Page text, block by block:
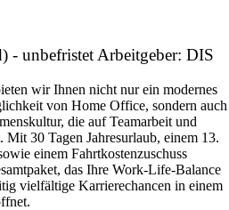
- unbefristet Arbeitgeber: DIS
wir Ihnen nicht nur ein modernes
von Home Office, sondern auch
die auf Teamarbeit und
30 Tagen Jahresurlaub, einem 13.
einem Fahrtkostenzuschuss
das Ihre Work-Life-Balance
vielfältige Karrierechancen in einem